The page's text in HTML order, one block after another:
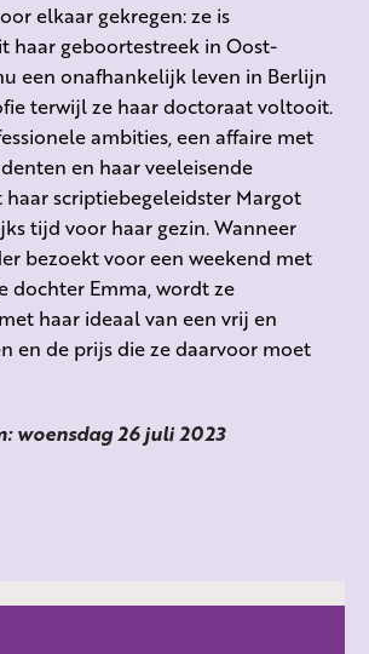
elkaar gekregen: ze is
haar geboortestreek in Oost-
een onafhankelijk leven in Berlijn
terwijl ze haar doctoraat voltooit.
ambities, een affaire met
en haar veeleisende
scriptiebegeleidster Margot
tijd voor haar gezin. Wanneer
bezoekt voor een weekend met
dochter Emma, wordt ze
haar ideaal van een vrij en
en de prijs die ze daarvoor moet
woensdag 26 juli 2023